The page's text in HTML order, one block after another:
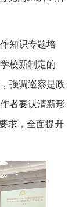
知识专题培
校新制定的
强调巡察是政
者要认清新形
求，全面提升